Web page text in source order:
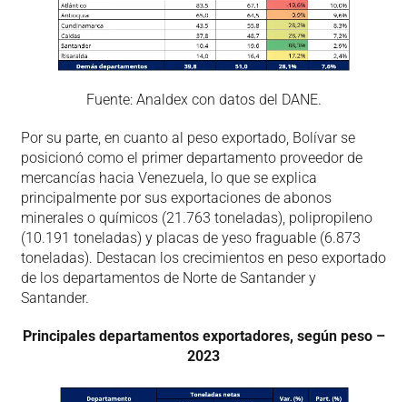
Fuente: Analdex con datos del DANE.
Por su parte, en cuanto al peso exportado, Bolívar se
posicionó como el primer departamento proveedor de
mercancías hacia Venezuela, lo que se explica
principalmente por sus exportaciones de abonos
minerales o químicos (21.763 toneladas), polipropileno
(10.191 toneladas) y placas de yeso fraguable (6.873
toneladas). Destacan los crecimientos en peso exportado
de los departamentos de Norte de Santander y
Santander.
Principales departamentos exportadores, según peso –
2023